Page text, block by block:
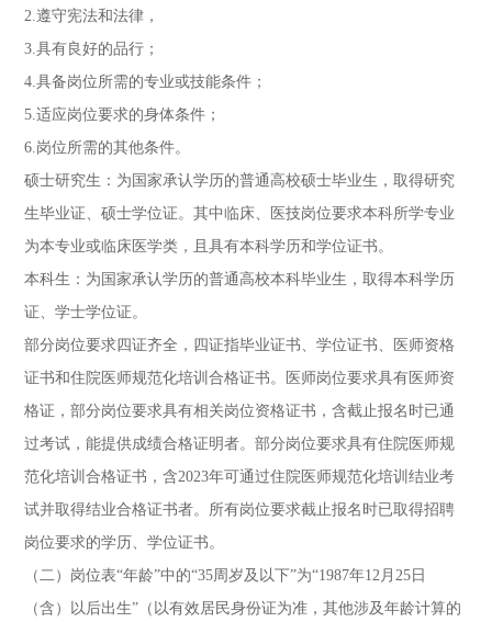
2.遵守宪法和法律，
3.具有良好的品行；
4.具备岗位所需的专业或技能条件；
5.适应岗位要求的身体条件；
6.岗位所需的其他条件。
硕士研究生：为国家承认学历的普通高校硕士毕业生，取得研究
生毕业证、硕士学位证。其中临床、医技岗位要求本科所学专业
为本专业或临床医学类，且具有本科学历和学位证书。
本科生：为国家承认学历的普通高校本科毕业生，取得本科学历
证、学士学位证。
部分岗位要求四证齐全，四证指毕业证书、学位证书、医师资格
证书和住院医师规范化培训合格证书。医师岗位要求具有医师资
格证，部分岗位要求具有相关岗位资格证书，含截止报名时已通
过考试，能提供成绩合格证明者。部分岗位要求具有住院医师规
范化培训合格证书，含2023年可通过住院医师规范化培训结业考
试并取得结业合格证书者。所有岗位要求截止报名时已取得招聘
岗位要求的学历、学位证书。
（二）岗位表“年龄”中的“35周岁及以下”为“1987年12月25日
（含）以后出生”（以有效居民身份证为准，其他涉及年龄计算的